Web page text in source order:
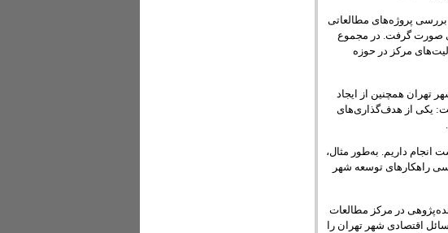
تخصصی به‌ منظور بررسی پروژه‌های مطالعاتی
۲۵ نفر-ساعت کار کارشناسی صورت گرفت. در مجموع
مرکز در حوزه
تهران همچنین از ایجاد
یکی از هدف‌گذاری‌های
انجام داریم. به‌طور مثال،
راهکارهای توسعه شهر
فعالیت‌های مبتنی بر آینده‌پژوهی در مرکز مطالعات
اقتصادی شهر تهران را